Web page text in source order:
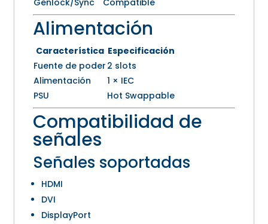
Genlock/Sync Compatible
Alimentación
Característica Especificación
Fuente de poder 2 slots
Alimentación
1 × IEC
PSU
Hot Swappable
Compatibilidad de
señales
Señales soportadas
HDMI
DVI
DisplayPort